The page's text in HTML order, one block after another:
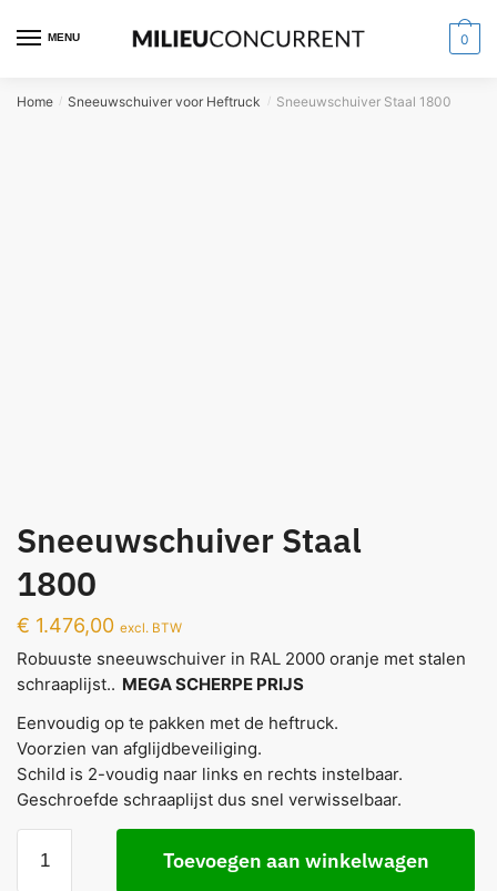
MENU 0
Home / Sneeuwschuiver voor Heftruck / Sneeuwschuiver Staal 1800
Sneeuwschuiver Staal
1800
€ 1.476,00 excl. BTW
Robuuste sneeuwschuiver in RAL 2000 oranje met stalen
schraaplijst.. MEGA SCHERPE PRIJS
Eenvoudig op te pakken met de heftruck.
Voorzien van afglijdbeveiliging.
Schild is 2-voudig naar links en rechts instelbaar.
Geschroefde schraaplijst dus snel verwisselbaar.
Toevoegen aan winkelwagen